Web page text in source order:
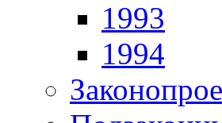
1993
1994